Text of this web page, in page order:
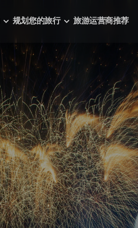
规划您的旅行 旅游运营商推荐